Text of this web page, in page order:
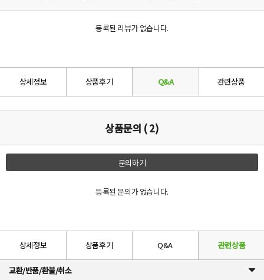
등록된 리뷰가 없습니다.
상세정보 상품후기 Q&A 관련상품
상품문의 ( 2)
문의하기
등록된 문의가 없습니다.
상세정보 상품후기 Q&A 관련상품
교환/반품/환불/취소